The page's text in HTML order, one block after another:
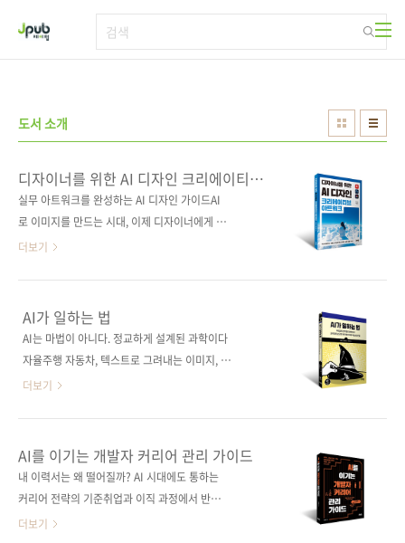
도서 소개
디자이너를 위한 AI 디자인 크리에이티브
아트워크
실무 아트워크를 완성하는 AI 디자인 가이드AI
로 이미지를 만드는 시대, 이제 디자이너에게 중
요한 것은 감각적인 결과물을 완성하는 감각입
실제 작업에 활용할 수 있는 아트워크로 완성하
는 과정을 상세하게 다루고 있습니다. 유튜브 채
널 아트, 건축·인테리어 스케치, 화장품 광고 비
이디어를 구체적인 비주얼로 바꾸고, 자신만의
스타일이 담긴 결과물로 완성해 보세요. 든든한
트(가나다순) [교보문고] [도서11번가] [알라딘]
[예스이십사] [쿠팡] 출판사 제이펍도서명 디자
이너를 위한 AI 디자인 크리에이티브 아트워크
부 ..
더보기
AI가 일하는 법
AI는 마법이 아니다. 정교하게 설계된 과학이다
자율주행 자동차, 텍스트로 그려내는 이미지, 인
간처럼 대화하는 챗GPT까지, AI는 이미 우리 삶
이가 AI를 정체 모를 ‘마법’처럼 여기며 그저 결
괏값에 의존하곤 한다. 이 책은 AI를 둘러싼 신비
주의를 걷어내고 그 본질을 관통한다. 20여 년
용어 대신, 누구나 이해할 수 있는 직관적인 비유
더보기
AI를 이기는 개발자 커리어 관리 가이드
내 이력서는 왜 떨어질까? AI 시대에도 통하는
커리어 전략의 기준취업과 이직 과정에서 반복
되는 ‘불합격’의 이유는 당신의 역량 부족이 아닐
더보기